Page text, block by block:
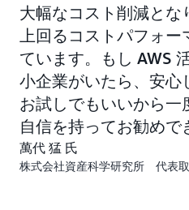
大幅なコスト削減とな
上回るコストパフォ
ています。もし AWS
小企業がいたら、安心
お試しでもいいから一
自信を持ってお勧めで
萬代 猛 氏
株式会社資産科学研究所 代表